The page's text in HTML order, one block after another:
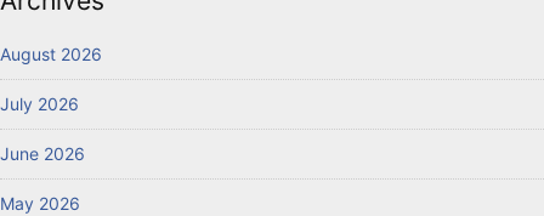
August 2026
July 2026
June 2026
May 2026